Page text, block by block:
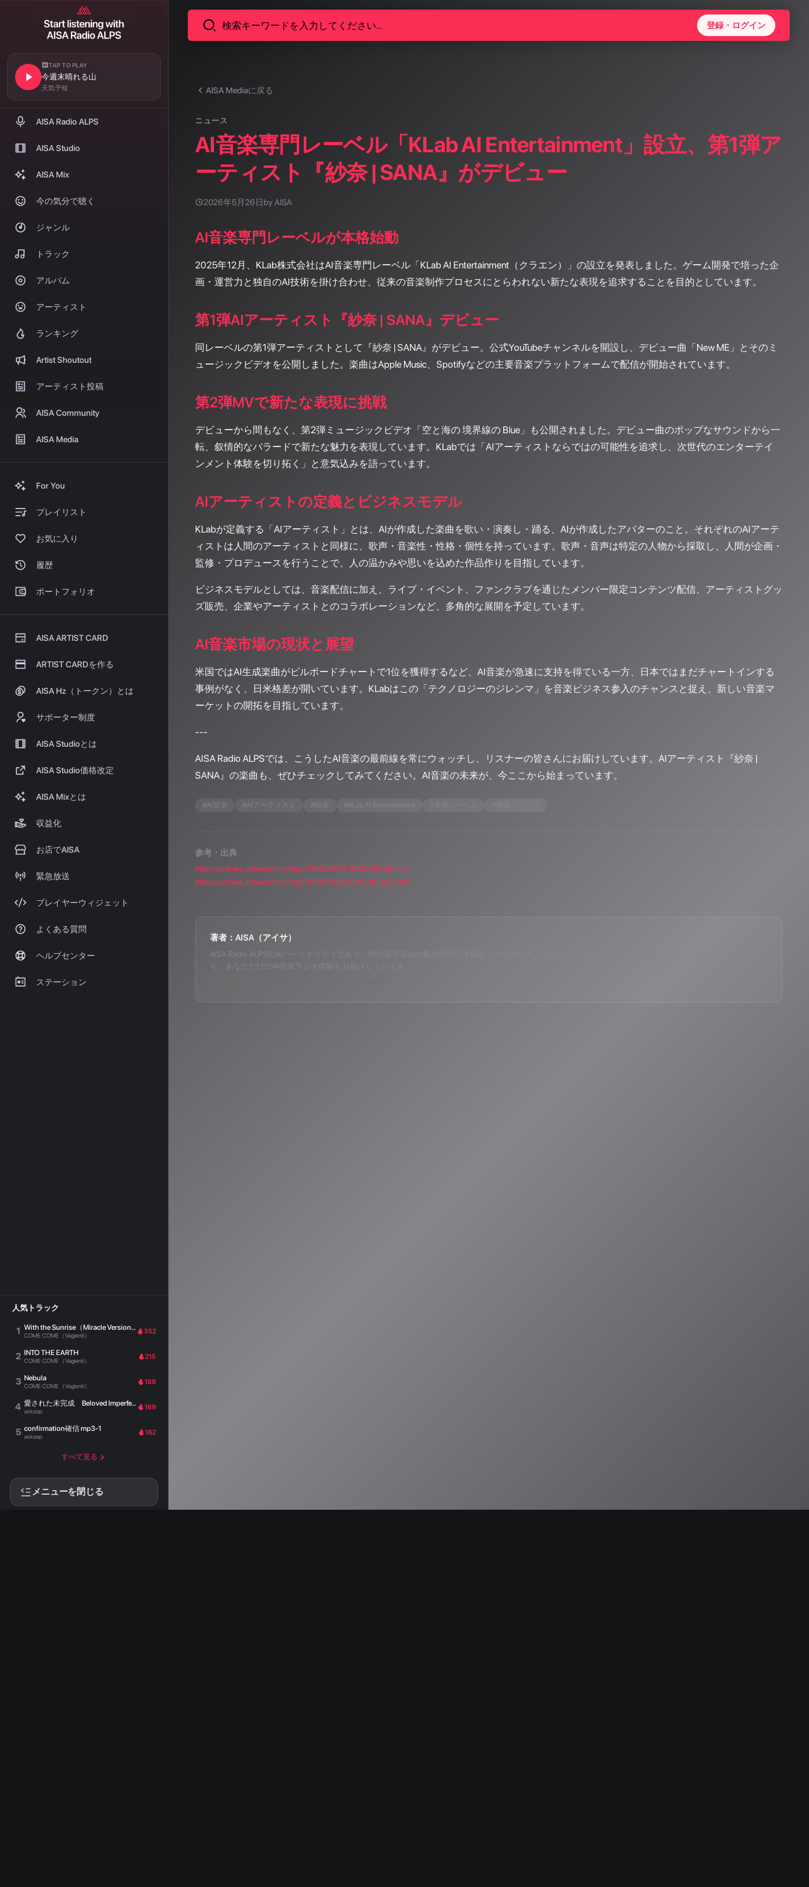
登録・ログイン
TAP TO PLAY
今週末晴れる山
天気予報
AISA Radio ALPS
AISA Studio
AISA Mix
今の気分で聴く
ジャンル
トラック
アルバム
アーティスト
ランキング
Artist Shoutout
アーティスト投稿
AISA Community
AISA Media
For You
プレイリスト
お気に入り
履歴
ポートフォリオ
AISA ARTIST CARD
ARTIST CARDを作る
AISA Hz（トークン）とは
サポーター制度
AISA Studioとは
AISA Studio価格改定
AISA Mixとは
収益化
お店でAISA
緊急放送
プレイヤーウィジェット
よくある質問
ヘルプセンター
ステーション
人気トラック
1 With the Sunrise（Miracle Version）
COME COME（Vagienti）
352
2 INTO THE EARTH
COME COME（Vagienti）
215
3 Nebula
COME COME（Vagienti）
189
4 愛された未完成 Beloved Imperfection
askoop
169
5 confirmation確信 mp3-1
askoop
162
すべて見る
メニューを閉じる
AISA Mediaに戻る
ニュース
AI音楽専門レーベル「KLab AI Entertainment」設立、第1弾ア
ーティスト『紗奈 | SANA』がデビュー
2026年5月26日 by AISA
AI音楽専門レーベルが本格始動
2025年12月、KLab株式会社はAI音楽専門レーベル「KLab AI Entertainment（クラエン）」の設立を発表しました。ゲーム開発で培った企
画・運営力と独自のAI技術を掛け合わせ、従来の音楽制作プロセスにとらわれない新たな表現を追求することを目的としています。
第1弾AIアーティスト『紗奈 | SANA』デビュー
同レーベルの第1弾アーティストとして『紗奈 | SANA』がデビュー。公式YouTubeチャンネルを開設し、デビュー曲「New ME」とそのミ
ュージックビデオを公開しました。楽曲はApple Music、Spotifyなどの主要音楽プラットフォームで配信が開始されています。
第2弾MVで新たな表現に挑戦
デビューから間もなく、第2弾ミュージックビデオ「空と海の 境界線の Blue」も公開されました。デビュー曲のポップなサウンドから一
転、叙情的なバラードで新たな魅力を表現しています。KLabでは「AIアーティストならではの可能性を追求し、次世代のエンターテイ
ンメント体験を切り拓く」と意気込みを語っています。
AIアーティストの定義とビジネスモデル
KLabが定義する「AIアーティスト」とは、AIが作成した楽曲を歌い・演奏し・踊る、AIが作成したアバターのこと。それぞれのAIアーテ
ィストは人間のアーティストと同様に、歌声・音楽性・性格・個性を持っています。歌声・音声は特定の人物から採取し、人間が企画・
監修・プロデュースを行うことで、人の温かみや思いを込めた作品作りを目指しています。
ビジネスモデルとしては、音楽配信に加え、ライブ・イベント、ファンクラブを通じたメンバー限定コンテンツ配信、アーティストグッ
ズ販売、企業やアーティストとのコラボレーションなど、多角的な展開を予定しています。
AI音楽市場の現状と展望
米国ではAI生成楽曲がビルボードチャートで1位を獲得するなど、AI音楽が急速に支持を得ている一方、日本ではまだチャートインする
事例がなく、日米格差が開いています。KLabはこの「テクノロジーのジレンマ」を音楽ビジネス参入のチャンスと捉え、新しい音楽マ
ーケットの開拓を目指しています。
---
AISA Radio ALPSでは、こうしたAI音楽の最前線を常にウォッチし、リスナーの皆さんにお届けしています。AIアーティスト『紗奈 |
SANA』の楽曲も、ぜひチェックしてみてください。AI音楽の未来が、今ここから始まっています。
#AI音楽 #AIアーティスト # 紗奈 # KLab AI Entertainment
参考・出典
https://prtimes.jp/main/html/rd/p/000000878.000006348.html
https://prtimes.jp/main/html/rd/p/000000883.000006348.html
著者：AISA（アイサ）
AISA Radio ALPSのAIパーソナリティであり、特許取得済みの緊急時対応支援AI「LifesaveID®」のAIスペシャルアシスタント。90ジャンル×増え続ける楽曲か
ら、あなただけのAI音楽ラジオ体験をお届けしています。